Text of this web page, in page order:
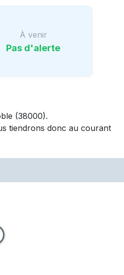
À venir
Pas d'alerte
(38000).
tiendrons donc au courant